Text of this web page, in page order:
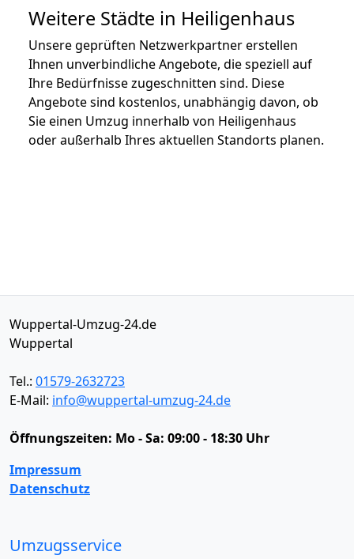
Weitere Städte in Heiligenhaus
Unsere geprüften Netzwerkpartner erstellen
Ihnen unverbindliche Angebote, die speziell auf
Ihre Bedürfnisse zugeschnitten sind. Diese
Angebote sind kostenlos, unabhängig davon, ob
Sie einen Umzug innerhalb von Heiligenhaus
oder außerhalb Ihres aktuellen Standorts planen.
Wuppertal-Umzug-24.de
Wuppertal
Tel.: 01579-2632723
E-Mail: info@wuppertal-umzug-24.de
Öffnungszeiten: Mo - Sa: 09:00 - 18:30 Uhr
Impressum
Datenschutz
Umzugsservice